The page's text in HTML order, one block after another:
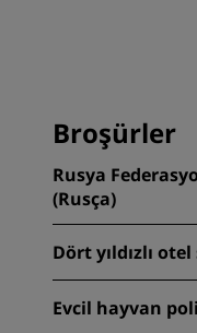
Broşürler
Rusya
(Rusça)
Dört yıldızlı
Evcil hayvan